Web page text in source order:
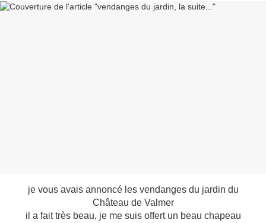
je vous avais annoncé les vendanges du jardin du
Château de Valmer
il a fait très beau, je me suis offert un beau chapeau